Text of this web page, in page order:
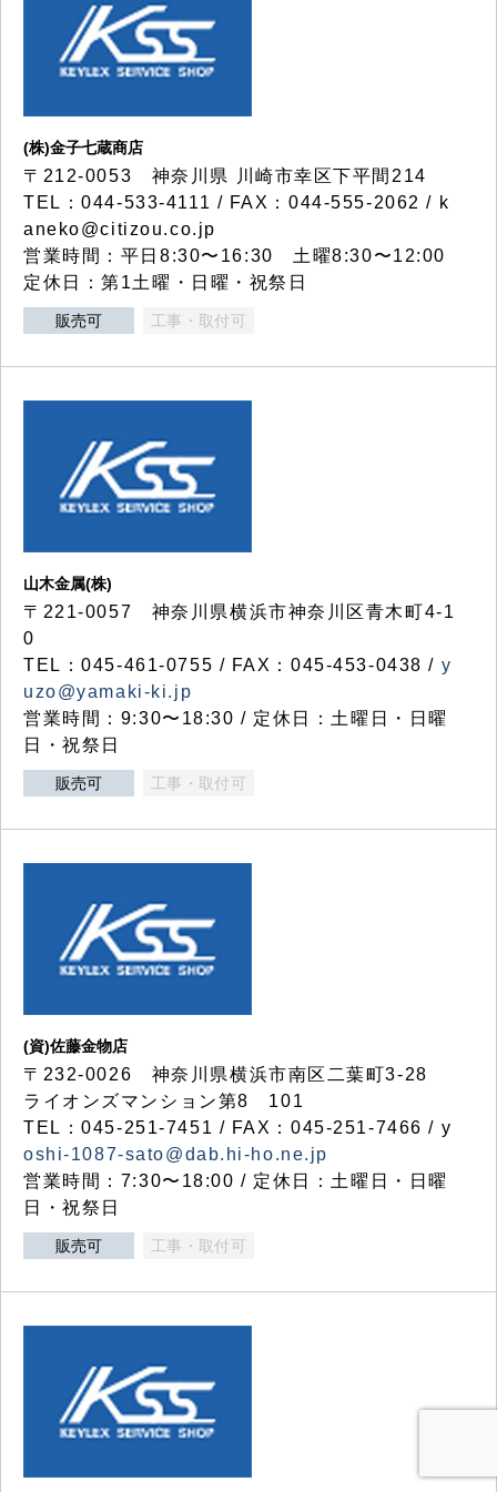
(株)金子七蔵商店
〒212-0053 神奈川県 川崎市幸区下平間214
TEL：044-533-4111 / FAX：044-555-2062 / k
aneko@citizou.co.jp
営業時間：平日8:30〜16:30 土曜8:30〜12:00
定休日：第1土曜・日曜・祝祭日
販売可 工事・取付可
山木金属(株)
〒221-0057 神奈川県横浜市神奈川区青木町4-1
0
TEL：045-461-0755 / FAX：045-453-0438 / y
uzo@yamaki-ki.jp
営業時間：9:30〜18:30 / 定休日：土曜日・日曜
日・祝祭日
販売可 工事・取付可
(資)佐藤金物店
〒232-0026 神奈川県横浜市南区二葉町3-28
ライオンズマンション第8 101
TEL：045-251-7451 / FAX：045-251-7466 / y
oshi-1087-sato@dab.hi-ho.ne.jp
営業時間：7:30〜18:00 / 定休日：土曜日・日曜
日・祝祭日
販売可 工事・取付可